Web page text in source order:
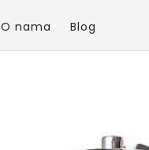
O nama Blog